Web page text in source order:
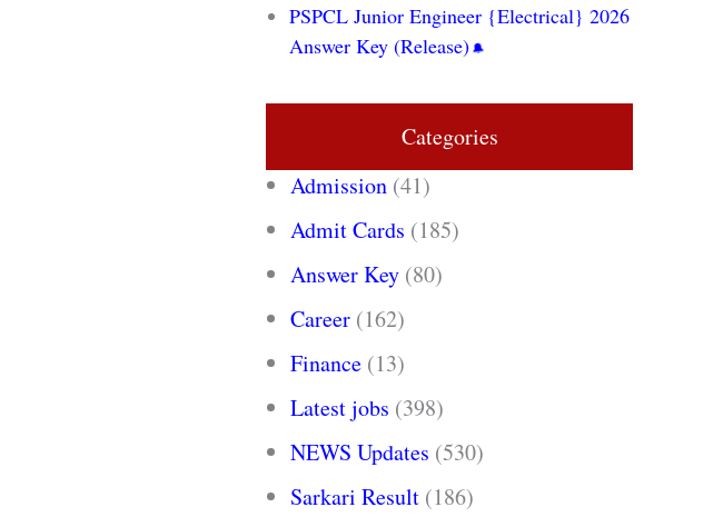
PSPCL Junior Engineer {Electrical} 2026
Answer Key (Release)
Categories
Admission (41)
Admit Cards (185)
Answer Key (80)
Career (162)
Finance (13)
Latest jobs (398)
NEWS Updates (530)
Sarkari Result (186)